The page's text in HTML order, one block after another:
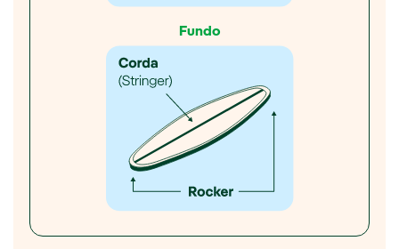
Fundo